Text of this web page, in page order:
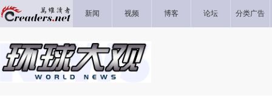
新闻 视频 博客 论坛 分类广告